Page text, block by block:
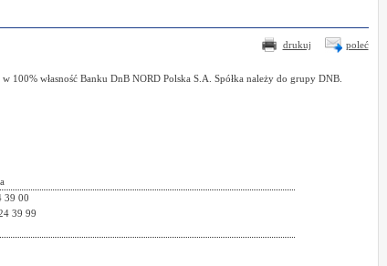
poleć
drukuj
100% własność Banku DnB NORD Polska S.A. Spółka należy do grupy DNB.
39 00
39 99